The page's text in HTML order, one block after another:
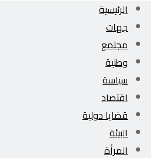
الرئيسية
جهات
مجتمع
وطنية
سياسة
اقتصاد
قضايا دولية
البيئة
المرأة